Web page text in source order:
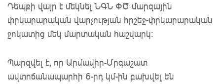
Դեպքի վայր է մեկնել ՆԳՆ ՓԾ մարզային
փրկարարական վարչության հրշեջ-փրկարարական
ջոկատից մեկ մարտական հաշվարկ։
Պարզվել է, որ Արմավիր-Մրգաշատ
ավտոճանապարհի 6-րդ կմ-ին բախվել են